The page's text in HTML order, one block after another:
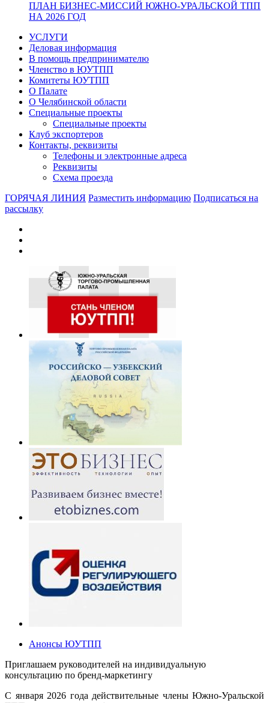
ПЛАН БИЗНЕС-МИССИЙ ЮЖНО-УРАЛЬСКОЙ ТПП
НА 2026 ГОД
УСЛУГИ
Деловая информация
В помощь предпринимателю
Членство в ЮУТПП
Комитеты ЮУТПП
О Палате
О Челябинской области
Специальные проекты
Специальные проекты
Клуб экспортеров
Контакты, реквизиты
Телефоны и электронные адреса
Реквизиты
Схема проезда
ГОРЯЧАЯ ЛИНИЯ Разместить информацию Подписаться на
рассылку
Анонсы ЮУТПП
Приглашаем руководителей на индивидуальную
консультацию по бренд-маркетингу
С января 2026 года действительные члены Южно-Уральской